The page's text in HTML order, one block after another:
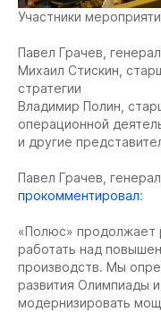
Участники
Павел Грачев,
Михаил Стискин,
стратегии
Владимир Полин,
операционной
и другие
Павел Грачев,
прокомментировал:
«Полюс» продолжает
работать над
производств. Мы
развития Олимпиады
модернизировать